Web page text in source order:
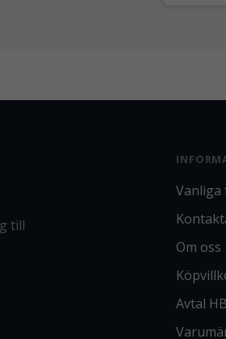
till
Om oss
Avtal